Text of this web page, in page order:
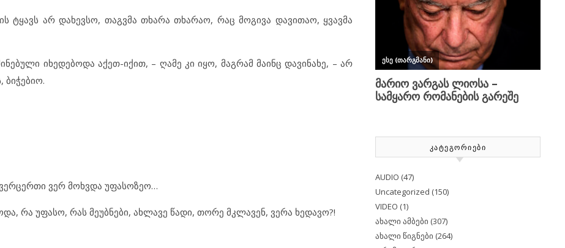
არ დახევსო, თაგვმა თხარა თხარაო, რაც მოგივა დავითაო, ყვავმა
იხედებოდა აქეთ-იქით, – ღამე კი იყო, მაგრამ მაინც დავინახე, – არ
ბიჭებიო.
ვერ მოხვდა უფასოზეო…
რა უფასო, რას მეუბნები, ახლავე წადი, თორე მკლავენ, ვერა ხედავო?!
ᲙᲐᲢᲔᲒᲝᲠᲘᲔᲑᲘ
AUDIO (47)
Uncategorized (150)
VIDEO (1)
ახალი ამბები (307)
ახალი წიგნები (264)